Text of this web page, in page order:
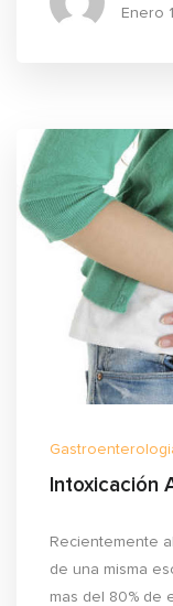
Enero
Intoxicación
Recientemente
de una misma
mas del 80% de